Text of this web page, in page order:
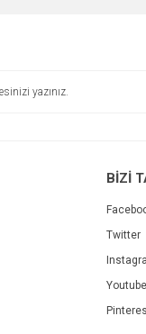
BİZİ
Twitter
Youtube